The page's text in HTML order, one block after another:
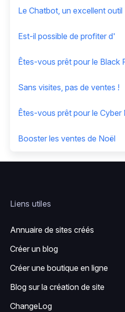
Le Chatbot, un excellent outil
Est-il possible de profiter d'
Êtes-vous prêt pour le Black
Sans visites, pas de ventes !
Êtes-vous prêt pour le Cyber
Booster les ventes de Noël
Liens utiles
Annuaire de sites créés
Créer un blog
Créer une boutique en ligne
Blog sur la création de site
ChangeLog